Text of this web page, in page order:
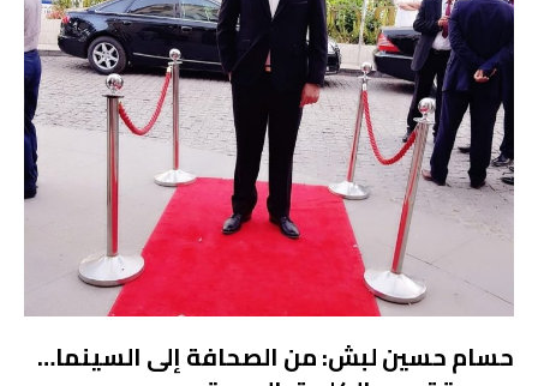
حسام حسين لبش: من الصحافة إلى السينما…